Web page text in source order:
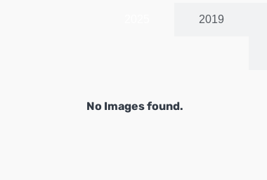
2019
No Images found.